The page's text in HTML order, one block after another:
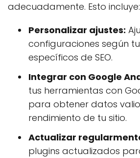
adecuadamente. Esto incluye:
Personalizar ajustes:
configuraciones según
específicos de SEO.
Integrar con Google
tus herramientas con
para obtener datos
rendimiento de tu sitio.
Actualizar
plugins actualizados